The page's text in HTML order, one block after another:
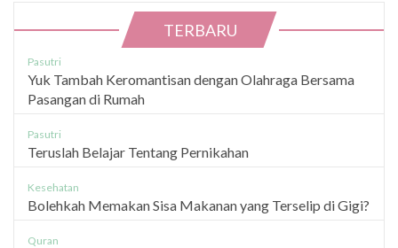
TERBARU
Pasutri
Yuk Tambah Keromantisan dengan Olahraga Bersama
Pasangan di Rumah
Pasutri
Teruslah Belajar Tentang Pernikahan
Kesehatan
Bolehkah Memakan Sisa Makanan yang Terselip di Gigi?
Quran